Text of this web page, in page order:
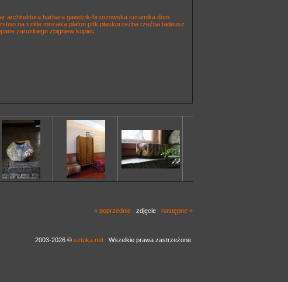
architektura barbara gawdzik-brzozowska ceramika dom
na szkle mozaika plafon pttk płaskorzeźba rzeźba tadeusz
zaruskiego zbigniew kupiec
« poprzedniezdjęcie następne »
2003-2026 © sztuka.netWszelkie prawa zastrzeżone.